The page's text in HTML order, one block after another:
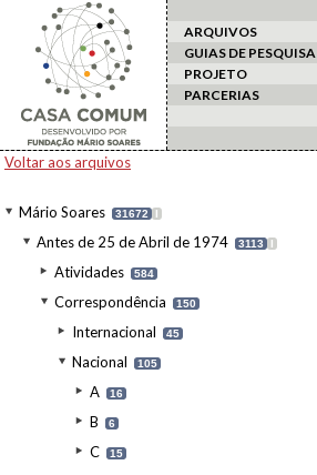
ARQUIVOS
GUIAS DE PESQUISA
PROJETO
PARCERIAS
Voltar aos arquivos
Mário Soares 31672 I
Antes de 25 de Abril de 1974 3113 I
Atividades 584
Correspondência 150
Internacional 45
Nacional 105
A 16
B 6
C 15